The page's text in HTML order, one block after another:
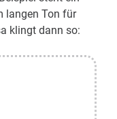
langen Ton für
klingt dann so: